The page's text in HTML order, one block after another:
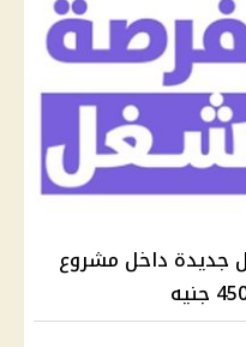
جديدة داخل مشروع